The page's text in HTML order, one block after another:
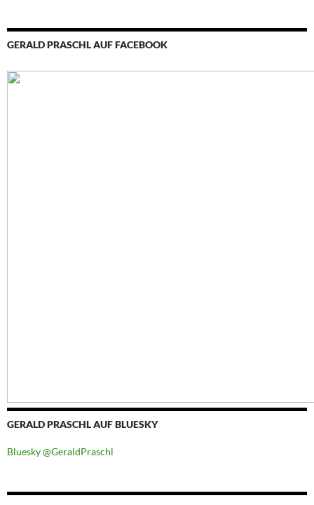
GERALD PRASCHL AUF FACEBOOK
GERALD PRASCHL AUF BLUESKY
Bluesky @GeraldPraschl